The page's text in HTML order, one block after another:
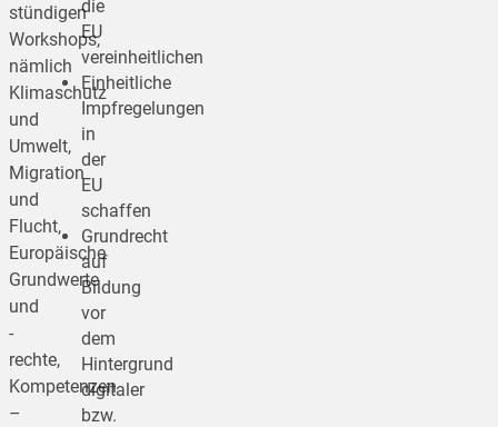
stündigen
Workshops,
nämlich
Klimaschutz
und
Umwelt,
Migration
und
Flucht,
Europäische
Grundwerte
und
-
rechte,
Kompetenzen
–
die
EU
vereinheitlichen
Einheitliche
Impfregelungen
in
der
EU
schaffen
Grundrecht
auf
Bildung
vor
dem
Hintergrund
digitaler
bzw.